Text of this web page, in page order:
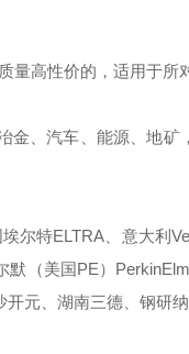
高性价的，适用于所
金、汽车、能源、地矿
尔特ELTRA、意大利
默（美国PE）
元、湖南三德、钢研纳